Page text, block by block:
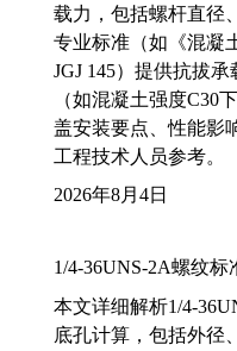
载力，包括螺杆直径
专业标准（如《混凝
JGJ 145）提供抗拔
（如混凝土强度C30
盖安装要点、性能影
工程技术人员参考。
2026年8月4日
1/4-36UNS-2A螺纹标
本文详细解析1/4-
底孔计算，包括外径